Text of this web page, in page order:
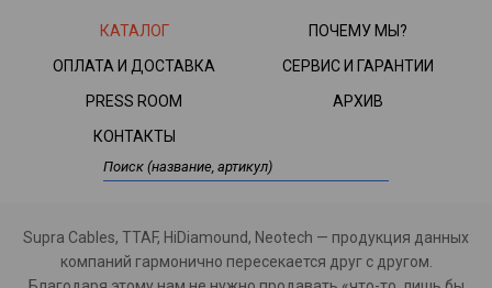
КАТАЛОГ
ПОЧЕМУ МЫ?
ОПЛАТА И ДОСТАВКА
СЕРВИС И ГАРАНТИИ
PRESS ROOM
АРХИВ
КОНТАКТЫ
Supra Cables, TTAF, HiDiamound, Neotech — продукция данных
компаний гармонично пересекается друг с другом.